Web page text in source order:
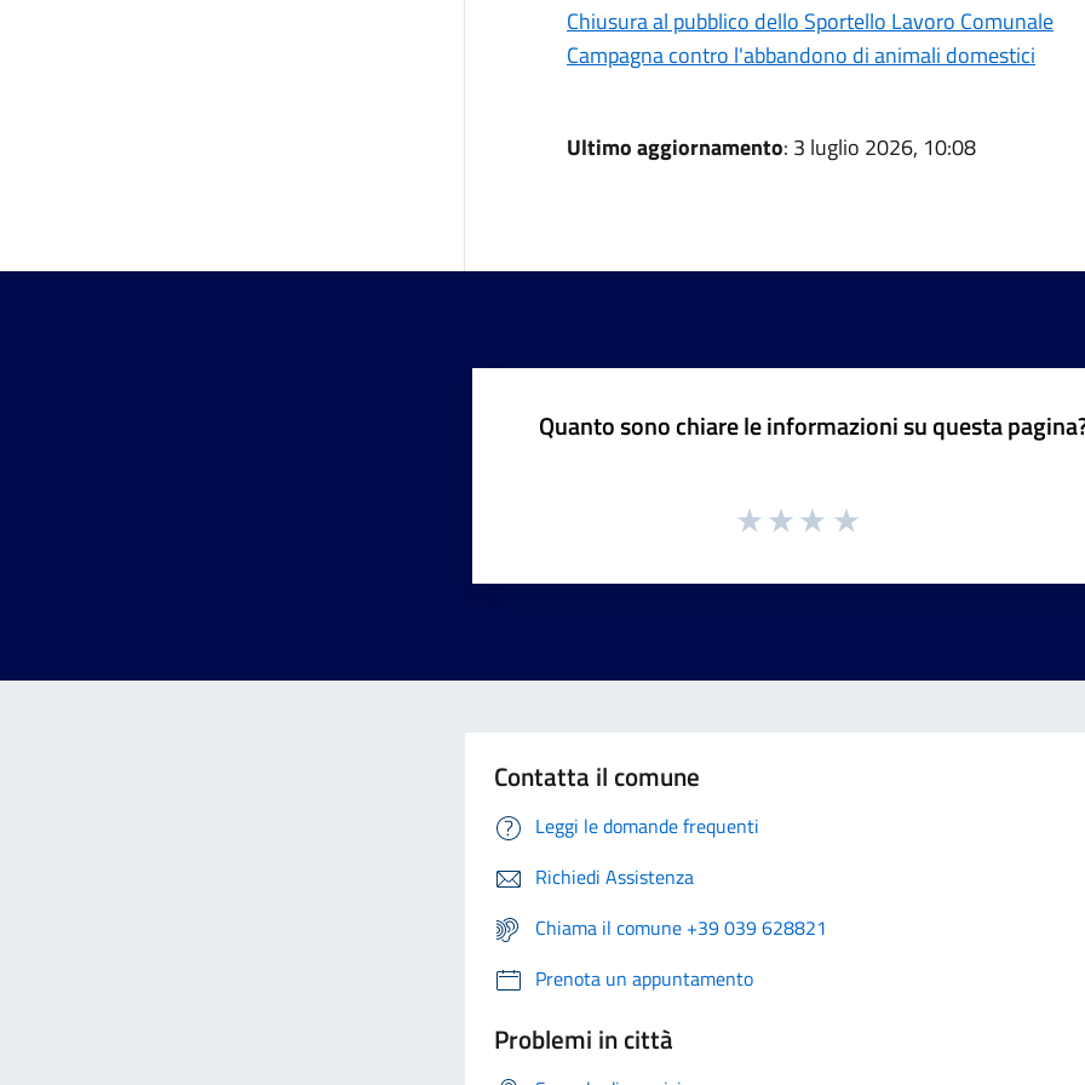
Chiusura al pubblico dello Sportello Lavoro Comunale
Campagna contro l'abbandono di animali domestici
Ultimo aggiornamento: 3 luglio 2026, 10:08
Quanto sono chiare le informazioni su questa
Contatta il comune
Leggi le domande frequenti
Richiedi Assistenza
Chiama il comune +39 039 628821
Prenota un appuntamento
Problemi in città